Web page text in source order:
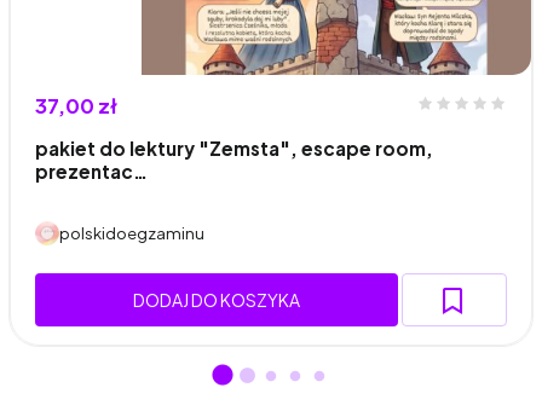
37,00 zł
pakiet do lektury "Zemsta", escape room,
prezentac…
polskidoegzaminu
DODAJ DO KOSZYKA